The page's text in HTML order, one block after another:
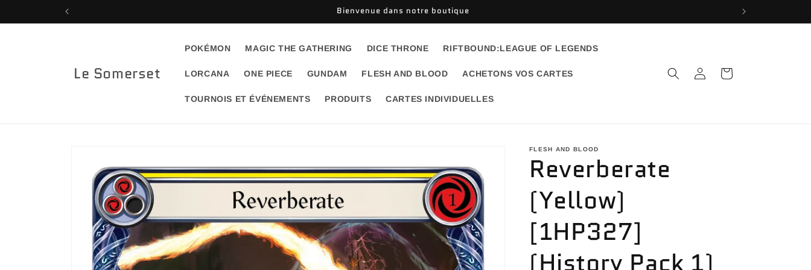
au
Bienvenue dans notre boutique
Le Somerset
POKÉMON MAGIC THE GATHERING DICE THRONE RIFTBOUND:LEAGUE OF LEGENDS
LORCANA ONE PIECE GUNDAM FLESH AND BLOOD ACHETONS VOS CARTES
TOURNOIS ET ÉVÉNEMENTS PRODUITS CARTES INDIVIDUELLES
ConnexionPanier
produits
FLESH AND BLOOD
Reverberate
(Yellow)
[1HP327]
(History Pack 1)